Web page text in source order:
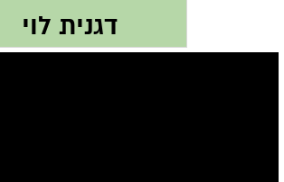
דגנית לוי